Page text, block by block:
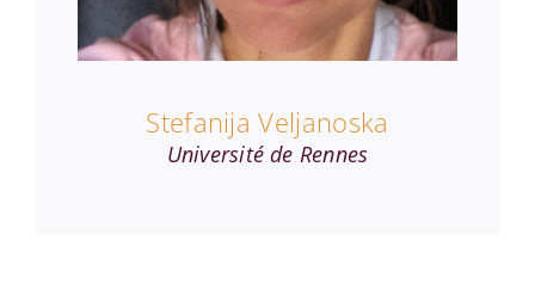
Stefanija Veljanoska
Université de Rennes